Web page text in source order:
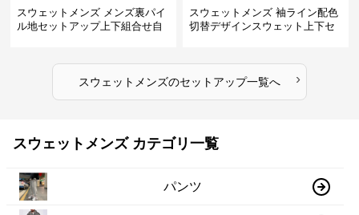
スウェットメンズ メンズ裏パイ
ル地セットアップ上下組合せ自
スウェットメンズ 袖ライン配色
切替デザインスウェット上下セ
スウェットメンズのセットアップ一覧へ ›
スウェットメンズ カテゴリ一覧
パンツ